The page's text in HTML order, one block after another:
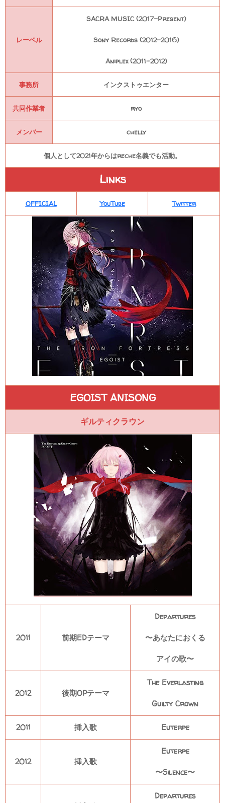
レーベル
SACRA MUSIC (2017-Present)
Sony Records (2012-2016)
Aniplex (2011-2012)
事務所 インクストゥエンター
共同作業者 ryo
メンバー chelly
個人として2021年からはreche名義でも活動。
Links
OFFICIAL YouTube Twitter
EGOIST ANISONG
ギルティクラウン
2011 前期EDテーマ
Departures
〜あなたにおくる
アイの歌〜
2012 後期OPテーマ
The Everlasting
Guilty Crown
2011 挿入歌 Euterpe
2012 挿入歌
Euterpe
〜Silence〜
Departures